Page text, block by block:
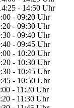
- 14:50 Uhr
- 09:20 Uhr
- 09:30 Uhr
- 09:40 Uhr
- 09:45 Uhr
- 10:20 Uhr
- 10:30 Uhr
- 10:45 Uhr
- 10:50 Uhr
- 11:20 Uhr
- 11:30 Uhr